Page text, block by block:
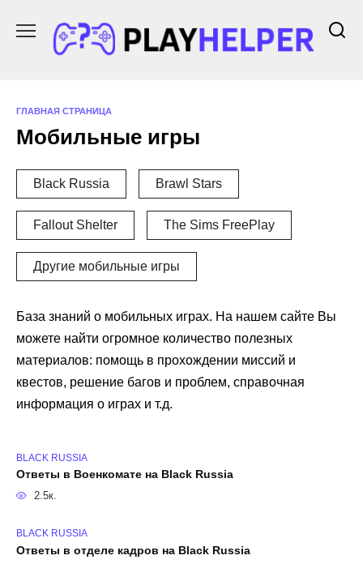
содержанию
ГЛАВНАЯ СТРАНИЦА
Мобильные игры
Black Russia Brawl Stars
Fallout Shelter The Sims FreePlay
Другие мобильные игры
База знаний о мобильных играх. На нашем сайте Вы
можете найти огромное количество полезных
материалов: помощь в прохождении миссий и
квестов, решение багов и проблем, справочная
информация о играх и т.д.
BLACK RUSSIA
Ответы в Военкомате на Black Russia
2.5к.
BLACK RUSSIA
Ответы в отделе кадров на Black Russia